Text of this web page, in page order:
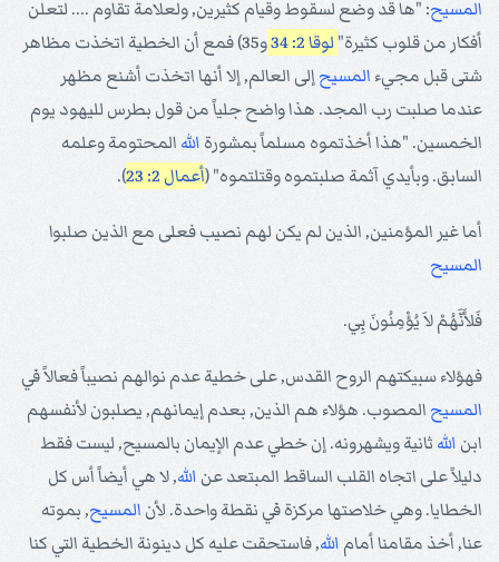
المسيح: "ها قد وضع لسقوط وقيام كثيرين, ولعلامة تقاوم .... لتعلن
أفكار من قلوب كثيرة" لوقا 2: 34
و35) فمع أن الخطية اتخذت مظاهر
شتى قبل مجيء المسيحإلى العالم, إلا أنها اتخذت أشنع مظهر
عندما صلبت رب المجد. هذا واضح جلياً من قول بطرس لليهود يوم
الخمسين. "هذا أخذتموه مسلماً بمشورة الله المحتومة وعلمه
السابق. وبأيدي آثمة صلبتموه وقتلتموه" (أعمال 2: 23 ).
أما غير المؤمنين, الذين لم يكن لهم نصيب فعلى مع الذين صلبوا
المسيح
فَلأَنَّهُمْ لاَ يُؤْمِنُونَ بِي.
فهؤلاء سبيكتهم الروح القدس, على خطية عدم نوالهم نصيباً فعالاً في
المسيح المصوب. هؤلاء هم الذين, بعدم إيمانهم, يصلبون لأنفسهم
ابن الله ثانية ويشهرونه. إن خطي عدم الإيمان بالمسيح, ليست فقط
دليلاً على اتجاه القلب الساقط المبتعد عن الله, لا هي أيضاً أس كل
الخطايا. وهي خلاصتها مركزة في نقطة واحدة. لأن المسيح, بموته
عنا, أخذ مقامنا أمام الله, فاستحقت عليه كل دينونة الخطية التي كنا